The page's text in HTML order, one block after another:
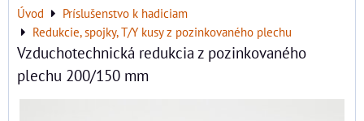
Úvod
Príslušenstvo k hadiciam
Redukcie, spojky, T/Y kusy z pozinkovaného plechu
Vzduchotechnická redukcia z pozinkovaného
plechu 200/150 mm